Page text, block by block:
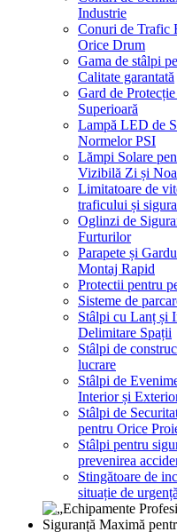
Industrie
Conuri de Trafic
Orice Drum
Gama de stâlpi
Calitate garantată
Gard de
Superioară
Lampă LED de
Normelor PSI
Lămpi Solare
Vizibilă Zi și
Limitatoare de
traficului și
Oglinzi de
Furturilor
Parapete și
Montaj Rapid
Protectii pentru
Sisteme de
Stâlpi cu Lanț și
Delimitare Spații
Stâlpi de
lucrare
Stâlpi de
Interior și
Stâlpi de
pentru Orice
Stâlpi pentru
prevenirea
Stingătoare de
situație de urgență